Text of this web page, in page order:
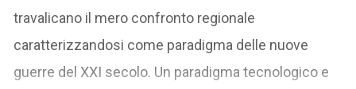
travalicano il mero confronto regionale
caratterizzandosi come paradigma delle nuove
guerre del XXI secolo. Un paradigma tecnologico e